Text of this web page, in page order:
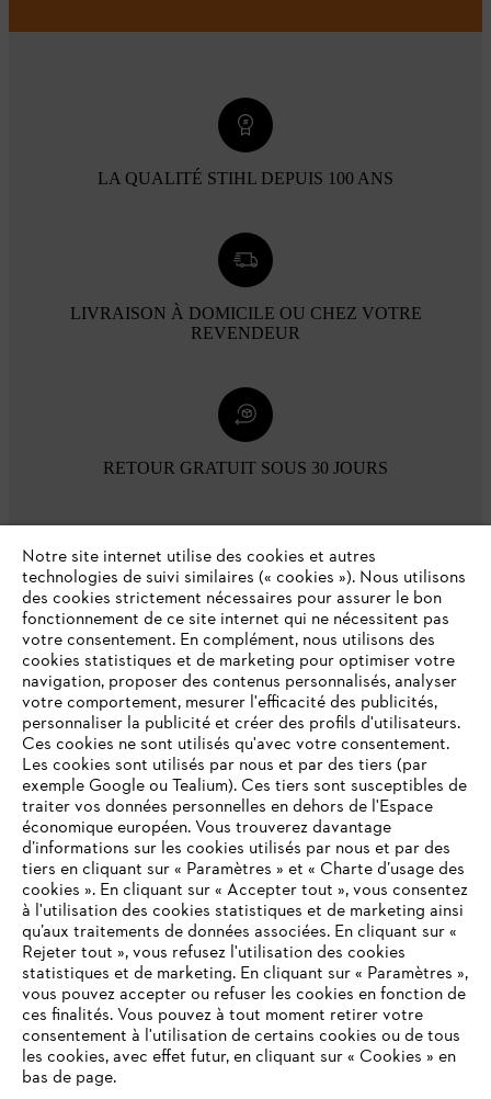
LA QUALITÉ STIHL DEPUIS 100 ANS
LIVRAISON À DOMICILE OU CHEZ VOTRE
REVENDEUR
RETOUR GRATUIT SOUS 30 JOURS
L'Entreprise
Questions / Réponses
Service
Conditions Générales de Vente
VOTRE NAVIGATEUR INTERNET
N'EST PLUS PRIS EN CHARGE
Vous utilisez un navigateur Internet que nous ne prenons plus
en charge, et certaines fonctionnalités de notre site ne
peuvent fonctionner correctement. Pour une utilisation
Notre site internet utilise des cookies et autres
technologies de suivi similaires (« cookies »). Nous utilisons
des cookies strictement nécessaires pour assurer le bon
fonctionnement de ce site internet qui ne nécessitent pas
votre consentement. En complément, nous utilisons des
cookies statistiques et de marketing pour optimiser votre
navigation, proposer des contenus personnalisés, analyser
votre comportement, mesurer l'efficacité des publicités,
personnaliser la publicité et créer des profils d'utilisateurs.
Ces cookies ne sont utilisés qu'avec votre consentement.
Les cookies sont utilisés par nous et par des tiers (par
exemple Google ou Tealium). Ces tiers sont susceptibles de
traiter vos données personnelles en dehors de l'Espace
économique européen. Vous trouverez davantage
d’informations sur les cookies utilisés par nous et par des
tiers en cliquant sur « Paramètres » et « Charte d’usage des
cookies ». En cliquant sur « Accepter tout », vous consentez
à l'utilisation des cookies statistiques et de marketing ainsi
qu’aux traitements de données associées. En cliquant sur «
Rejeter tout », vous refusez l'utilisation des cookies
statistiques et de marketing. En cliquant sur « Paramètres »,
vous pouvez accepter ou refuser les cookies en fonction de
ces finalités. Vous pouvez à tout moment retirer votre
consentement à l'utilisation de certains cookies ou de tous
les cookies, avec effet futur, en cliquant sur « Cookies » en
bas de page.